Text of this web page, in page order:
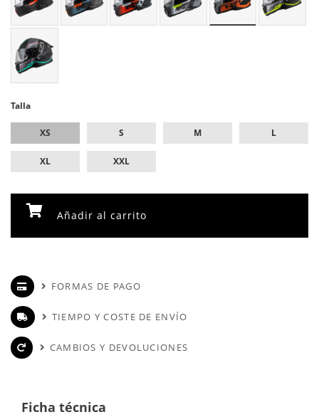
Talla
XS S M L
XL XXL
Añadir al carrito
FORMAS DE PAGO
TIEMPO Y COSTE DE ENVÍO
CAMBIOS Y DEVOLUCIONES
Ficha técnica